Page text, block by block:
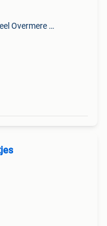
Lokeren+Deel Overmere En Zele